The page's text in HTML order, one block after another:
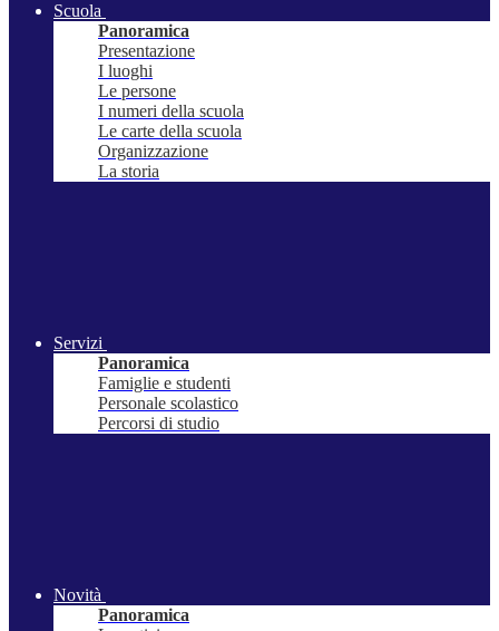
Scuola
Panoramica
Presentazione
I luoghi
Le persone
I numeri della scuola
Le carte della scuola
Organizzazione
La storia
Servizi
Panoramica
Famiglie e studenti
Personale scolastico
Percorsi di studio
Novità
Panoramica